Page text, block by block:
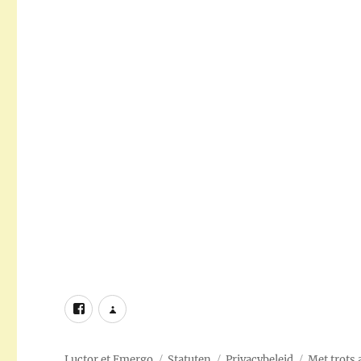
Facebookchess.com